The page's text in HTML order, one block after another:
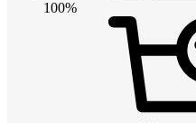
100%